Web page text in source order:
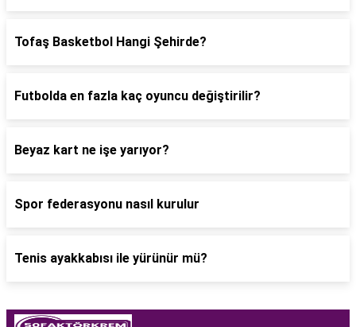
Tofaş Basketbol Hangi Şehirde?
Futbolda en fazla kaç oyuncu değiştirilir?
Beyaz kart ne işe yarıyor?
Spor federasyonu nasıl kurulur
Tenis ayakkabısı ile yürünür mü?